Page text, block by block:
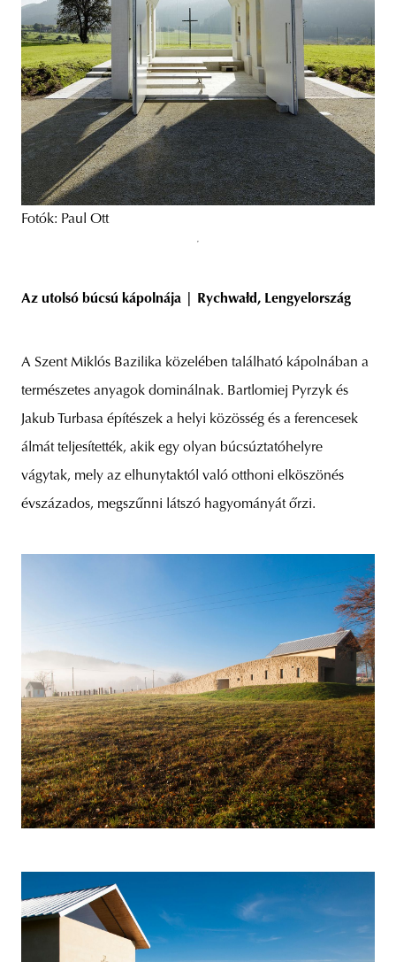
Fotók: Paul Ott
Az utolsó búcsú kápolnája | Rychwałd, Lengyelország
A Szent Miklós Bazilika közelében található kápolnában a
természetes anyagok dominálnak. Bartlomiej Pyrzyk és
Jakub Turbasa építészek a helyi közösség és a ferencesek
álmát teljesítették, akik egy olyan búcsúztatóhelyre
vágytak, mely az elhunytaktól való otthoni elköszönés
évszázados, megszűnni látszó hagyományát őrzi.